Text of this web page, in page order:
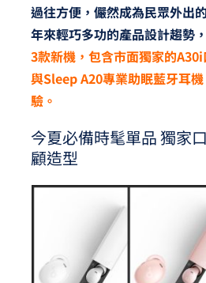
過往方便，儼然成為民眾外出
年來輕巧多功的產品設計趨勢，
3款新機，包含市面獨家的
與Sleep A20專業助眠藍牙耳
驗。
今夏必備時髦單品 獨家
顧造型